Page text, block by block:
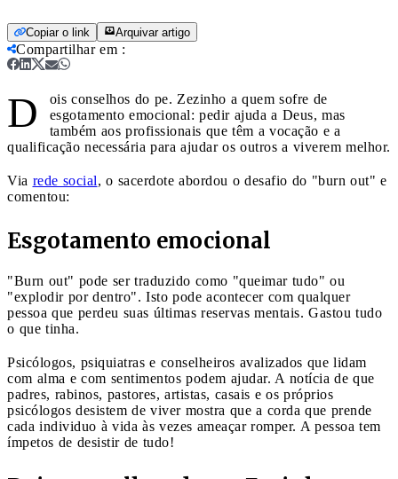
Copiar o link Arquivar artigo
Compartilhar em :
D
ois conselhos do pe. Zezinho a quem sofre de
esgotamento emocional: pedir ajuda a Deus, mas
também aos profissionais que têm a vocação e a
qualificação necessária para ajudar os outros a viverem melhor.
Via rede social, o sacerdote abordou o desafio do "burn out" e
comentou:
Esgotamento emocional
"Burn out" pode ser traduzido como "queimar tudo" ou
"explodir por dentro". Isto pode acontecer com qualquer
pessoa que perdeu suas últimas reservas mentais. Gastou tudo
o que tinha.
Psicólogos, psiquiatras e conselheiros avalizados que lidam
com alma e com sentimentos podem ajudar. A notícia de que
padres, rabinos, pastores, artistas, casais e os próprios
psicólogos desistem de viver mostra que a corda que prende
cada individuo à vida às vezes ameaçar romper. A pessoa tem
ímpetos de desistir de tudo!